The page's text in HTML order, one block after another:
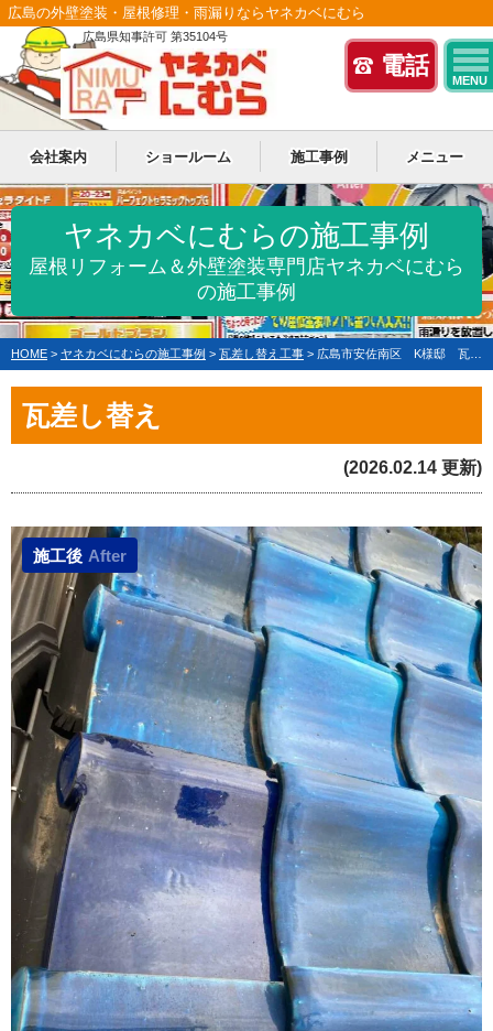
電話
MENU
広島の外壁塗装・屋根修理・雨漏りならヤネカベにむら
広島県知事許可 第35104号
会社案内 ショールーム 施工事例 メニュー
ヤネカベにむらの施工事例
屋根リフォーム＆外壁塗装専門店ヤネカベにむら
の施工事例
HOME > ヤネカベにむらの施工事例 > 瓦差し替え工事 > 広島市安佐南区 K様邸 瓦差し替え
瓦差し替え
(2026.02.14 更新)
施工後 After